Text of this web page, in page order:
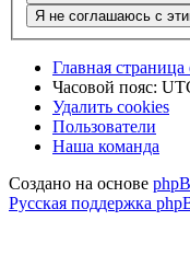
Главная страница
Часовой пояс:
Удалить cookies
Пользователи
Наша команда
Создано на основе
Русская поддержка